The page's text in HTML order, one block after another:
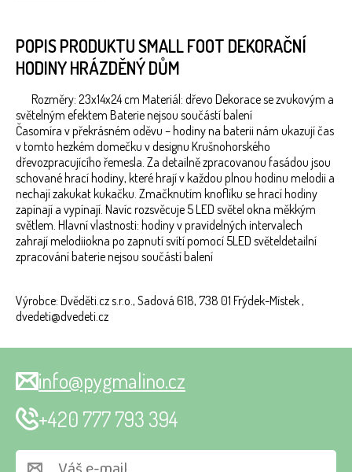
POPIS PRODUKTU SMALL FOOT DEKORAČNÍ
HODINY HRÁZDĚNÝ DŮM
Rozměry: 23x14x24 cm Materiál: dřevo Dekorace se zvukovým a
světelným efektem Baterie nejsou součástí balení
Časomíra v překrásném oděvu – hodiny na baterii nám ukazují čas
v tomto hezkém domečku v designu Krušnohorského
dřevozpracujícího řemesla. Za detailně zpracovanou fasádou jsou
schované hrací hodiny, které hrají v každou plnou hodinu melodii a
nechají zakukat kukačku. Zmačknutím knoflíku se hrací hodiny
zapínají a vypínají. Navíc rozsvěcuje 5 LED světel okna měkkým
světlem. Hlavní vlastnosti: hodiny v pravidelných intervalech
zahrají melodiiokna po zapnutí svítí pomocí 5LED světeldetailní
zpracování baterie nejsou součástí balení
Výrobce: Dvěděti.cz s.r.o., Sadová 618, 738 01 Frýdek-Místek ,
dvedeti@dvedeti.cz
info@pygmalino.cz
+420 777 793 394